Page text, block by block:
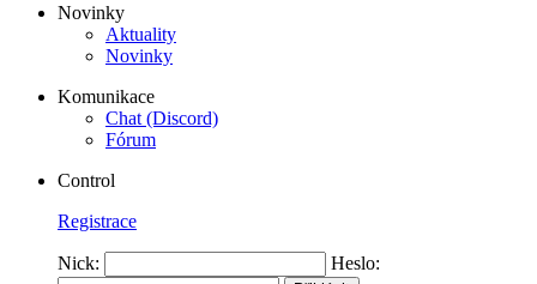
Novinky
Aktuality
Novinky
Komunikace
Chat (Discord)
Fórum
Control
Registrace
Nick: Heslo: